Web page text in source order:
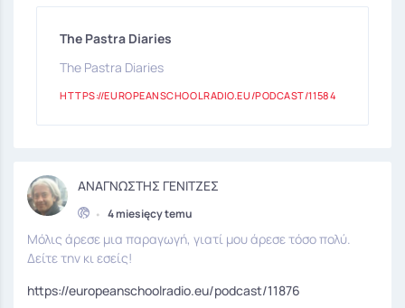
The Pastra Diaries
The Pastra Diaries
HTTPS://EUROPEANSCHOOLRADIO.EU/PODCAST/11584
ΑΝΑΓΝΩΣΤΗΣ ΓΕΝΙΤΖΕΣ
• 4 miesięcy temu
Μόλις άρεσε μια παραγωγή, γιατί μου άρεσε τόσο πολύ.
Δείτε την κι εσείς!
https://europeanschoolradio.eu/podcast/11876